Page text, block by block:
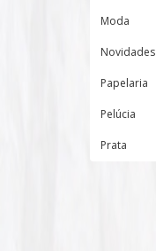
Moda
Novidades
Papelaria
Pelúcia
Prata